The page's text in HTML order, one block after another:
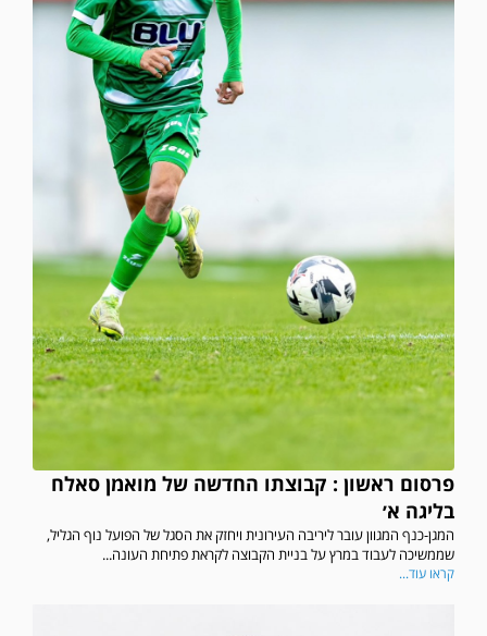
פרסום ראשון : קבוצתו החדשה של מואמן סאלח
בליגה א׳
המגן-כנף המגוון עובר ליריבה העירונית ויחזק את הסגל של הפועל נוף הגליל,
שממשיכה לעבוד במרץ על בניית הקבוצה לקראת פתיחת העונה...
קראו עוד...